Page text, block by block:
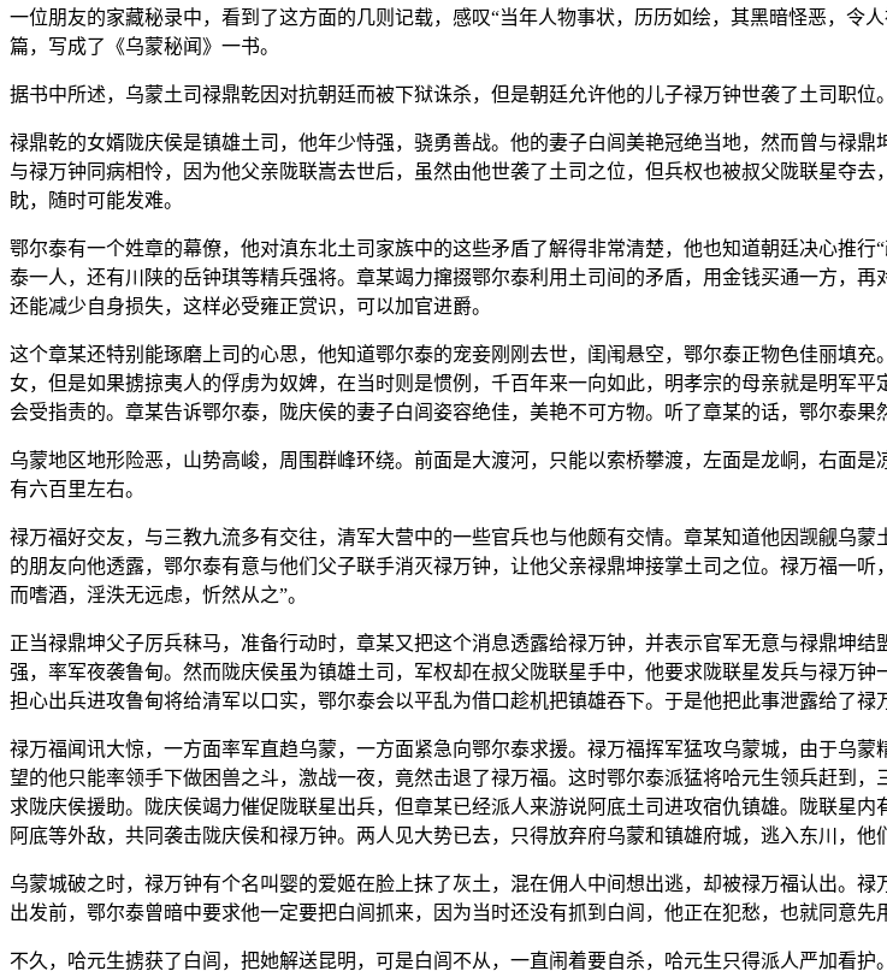
一位朋友的家藏秘录中，看到了这方面的几则记载，感叹“当年人物事状，历历如绘，其黑暗怪恶，令
篇，写成了《乌蒙秘闻》一书。
据书中所述，乌蒙土司禄鼎乾因对抗朝廷而被下狱诛杀，但是朝廷允许他的儿子禄万钟世袭了土司职位
禄鼎乾的女婿陇庆侯是镇雄土司，他年少恃强，骁勇善战。他的妻子白闾美艳冠绝当地，然而曾与禄
与禄万钟同病相怜，因为他父亲陇联嵩去世后，虽然由他世袭了土司之位，但兵权也被叔父陇联星夺
眈，随时可能发难。
鄂尔泰有一个姓章的幕僚，他对滇东北土司家族中的这些矛盾了解得非常清楚，他也知道朝廷决心推
泰一人，还有川陕的岳钟琪等精兵强将。章某竭力撺掇鄂尔泰利用土司间的矛盾，用金钱买通一方，
还能减少自身损失，这样必受雍正赏识，可以加官进爵。
这个章某还特别能琢磨上司的心思，他知道鄂尔泰的宠妾刚刚去世，闺闱悬空，鄂尔泰正物色佳丽填
女，但是如果掳掠夷人的俘虏为奴婢，在当时则是惯例，千百年来一向如此，明孝宗的母亲就是明军
会受指责的。章某告诉鄂尔泰，陇庆侯的妻子白闾姿容绝佳，美艳不可方物。听了章某的话，鄂尔泰
乌蒙地区地形险恶，山势高峻，周围群峰环绕。前面是大渡河，只能以索桥攀渡，左面是龙峒，右面
有六百里左右。
禄万福好交友，与三教九流多有交往，清军大营中的一些官兵也与他颇有交情。章某知道他因觊觎乌
的朋友向他透露，鄂尔泰有意与他们父子联手消灭禄万钟，让他父亲禄鼎坤接掌土司之位。禄万福一
而嗜酒，淫泆无远虑，忻然从之”。
正当禄鼎坤父子厉兵秣马，准备行动时，章某又把这个消息透露给禄万钟，并表示官军无意与禄鼎坤
强，率军夜袭鲁甸。然而陇庆侯虽为镇雄土司，军权却在叔父陇联星手中，他要求陇联星发兵与禄万
担心出兵进攻鲁甸将给清军以口实，鄂尔泰会以平乱为借口趁机把镇雄吞下。于是他把此事泄露给了禄
禄万福闻讯大惊，一方面率军直趋乌蒙，一方面紧急向鄂尔泰求援。禄万福挥军猛攻乌蒙城，由于乌
望的他只能率领手下做困兽之斗，激战一夜，竟然击退了禄万福。这时鄂尔泰派猛将哈元生领兵赶到
求陇庆侯援助。陇庆侯竭力催促陇联星出兵，但章某已经派人来游说阿底土司进攻宿仇镇雄。陇联星
阿底等外敌，共同袭击陇庆侯和禄万钟。两人见大势已去，只得放弃府乌蒙和镇雄府城，逃入东川，他
乌蒙城破之时，禄万钟有个名叫婴的爱姬在脸上抹了灰土，混在佣人中间想出逃，却被禄万福认出。
出发前，鄂尔泰曾暗中要求他一定要把白闾抓来，因为当时还没有抓到白闾，他正在犯愁，也就同意
不久，哈元生掳获了白闾，把她解送昆明，可是白闾不从，一直闹着要自杀，哈元生只得派人严加看